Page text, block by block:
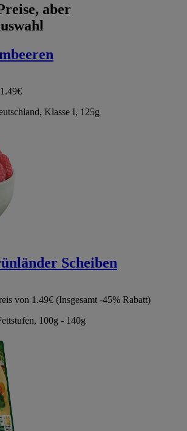
aber
Klasse I, 125g
Scheiben
von 1.49€ (Insgesamt -45% Rabatt)
100g - 140g